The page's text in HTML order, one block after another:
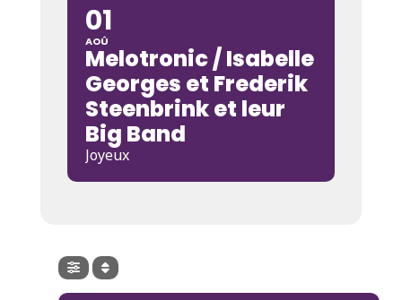
01
AOÛ
Melotronic / Isabelle
Georges et Frederik
Steenbrink et leur
Big Band
Joyeux